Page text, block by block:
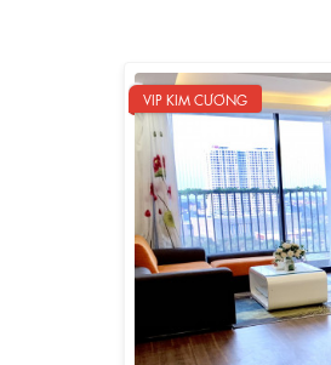
VIP KIM CƯƠNG